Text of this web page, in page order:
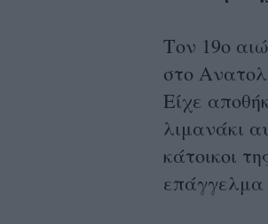
Τον 19ο
στο
Είχε
λιμανάκι
κάτοικοι
επάγγελμα